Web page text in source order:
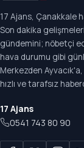
17 Ajans, Çanakkale
Son dakika
gündemini; nöbetçi
hava durumu gibi
Merkezden
hızlı ve tarafsız
17 Ajans
0541 743 80 90